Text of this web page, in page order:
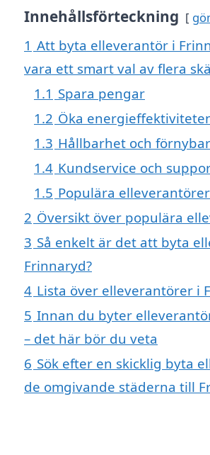
Innehållsförteckning
1 Att byta elleverantör i
vara ett smart val av flera
1.1 Spara pengar
1.2 Öka
1.3 Hållbarhet och
1.4 Kundservice och
1.5 Populära
2 Översikt över populära
3 Så enkelt är det att byta
Frinnaryd?
4 Lista över elleverantörer i
5 Innan du byter
– det här bör du veta
6 Sök efter en skicklig byta
de omgivande städerna till